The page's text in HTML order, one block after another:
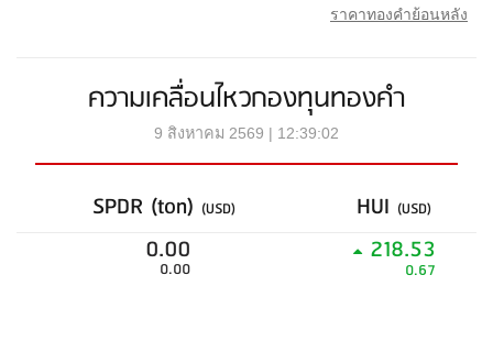
ราคาทองคำย้อนหลัง
ความเคลื่อนไหวกองทุนทองคำ
9 สิงหาคม 2569 | 12:39:02
SPDR (ton) (USD) HUI (USD)
0.00
0.00
218.53
0.67